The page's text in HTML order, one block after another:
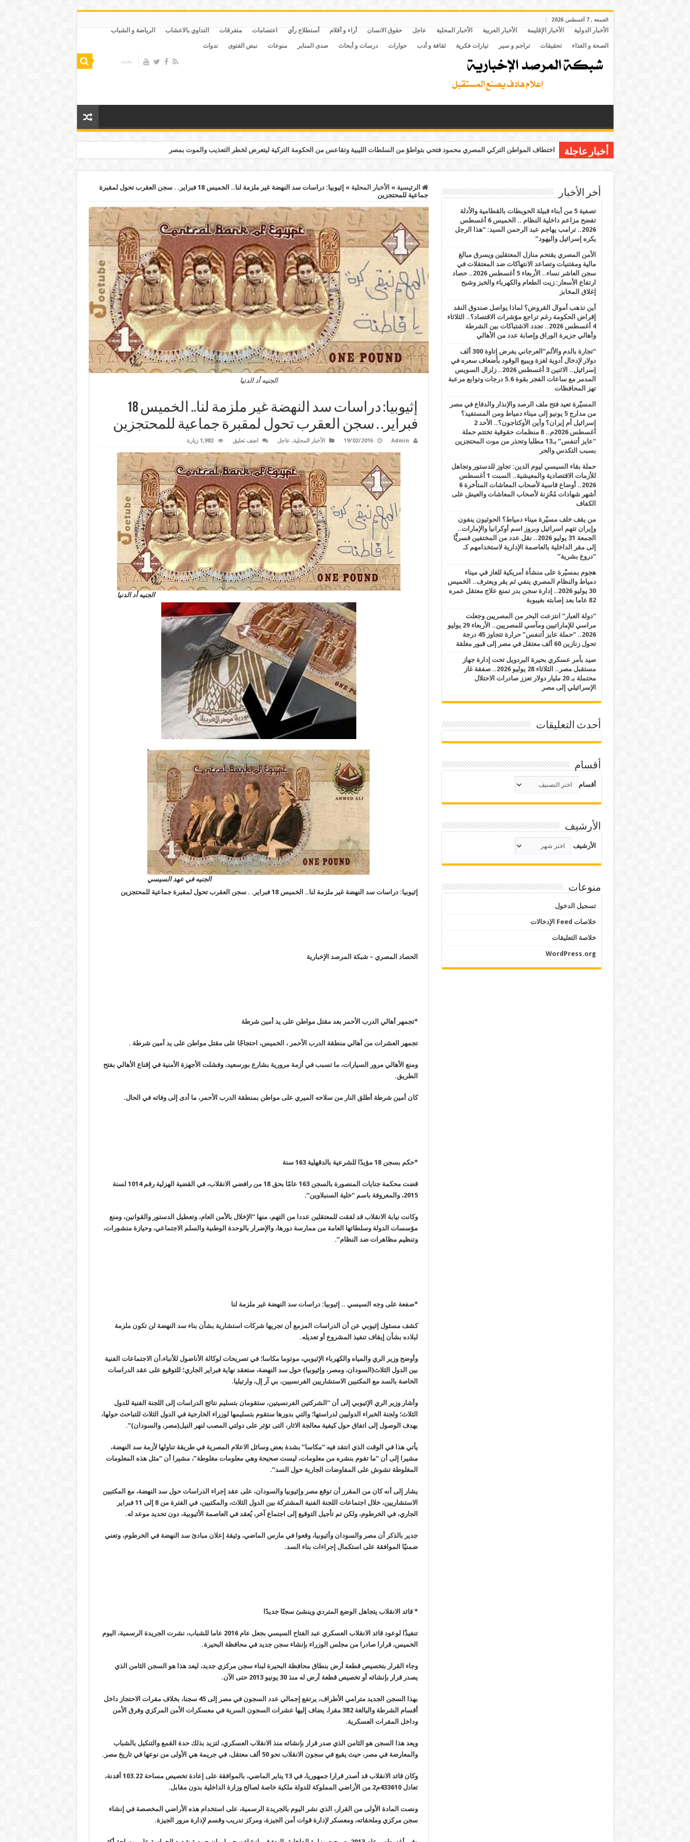
الجمعة , 7 أغسطس 2026
الأخبار الدولية الأخبار الإقليمة الأخبار العربية الأخبار المحلية عاجل حقوق الانسان أراء و أقلام أستطلاع رأي اعتصامات متفرقات التداوي بالاعشاب الرياضة و الشباب
الصحة و الغذاء تحقيقات تراجم و سير تيارات فكرية ثقافة و أدب حوارات درسات و أبحاث صدى المنابر منوعات نبض الفتوى ندوات
أخبار عاجلة اختطاف المواطن التركي المصري محمود فتحي بتواطؤ من السلطات الليبية وتقاعس من الحكومة التركية ليتعرض لخطر التعذيب والموت بمصر
الرئيسية » الأخبار المحلية »
إثيوبيا: دراسات سد النهضة غير ملزمة لنا.. الخميس 18 فبراير. . سجن العقرب تحول لمقبرة
جماعية للمحتجزين
الجنيه أد الدنيا
إثيوبيا: دراسات سد النهضة غير ملزمة لنا.. الخميس 18
فبراير. . سجن العقرب تحول لمقبرة جماعية للمحتجزين
Admin
19/02/2016 الأخبار المحلية, عاجل اضف تعليق 1,982 زيارة
الجنيه أد الدنيا
الجنيه في عهد السيسي
إثيوبيا: دراسات سد النهضة غير ملزمة لنا.. الخميس 18 فبراير. . سجن العقرب تحول لمقبرة جماعية للمحتجزين
الحصاد المصري – شبكة المرصد الإخبارية
*تجمهر أهالي الدرب الأحمر بعد مقتل مواطن على يد أمين شرطة
تجمهر العشرات من أهالي منطقة الدرب الأحمر ، الخميس، احتجاجًا على مقتل مواطن على يد أمين شرطة .
ومنع الأهالي مرور السيارات، ما تسبب في أزمة مرورية بشارع بورسعيد، وفشلت الأجهزة الأمنية في إقناع الأهالي بفتح
الطريق.
كان أمين شرطة أطلق النار من سلاحه الميري على مواطن بمنطقة الدرب الأحمر، ما أدى إلى وفاته في الحال.
*حكم بسجن 18 مؤيدًا للشرعية بالدقهلية 163 سنة
قضت محكمة جنايات المنصورة بالسجن 163 عامًا بحق 18 من رافضي الانقلاب، في القضية الهزلية رقم 1014 لسنة
2015، والمعروفة باسم “خلية السنبلاوين
“.
وكانت نيابة الانقلاب قد لفقت للمعتقلين عددا من التهم، منها “الإخلال بالأمن العام، وتعطيل الدستور والقوانين، ومنع
مؤسسات الدولة وسلطاتها العامة من ممارسة دورها، والإضرار بالوحدة الوطنية والسلم الاجتماعي، وحيازة منشورات،
وتنظيم مظاهرات ضد النظام“.
*صفعة على وجه السيسي .. إثيوبيا: دراسات سد النهضة غير ملزمة لنا
كشف مسئول إثيوبي عن أن الدراسات المزمع أن تجريها شركات استشارية بشأن بناء سد النهضة لن تكون ملزمة
لبلاده بشأن إيقاف تنفيذ المشروع أو تعديله.
وأوضح وزير الري والمياه والكهرباء الإثيوبي، موتوما مكاسا؛ في تصريحات لوكالة الأناضول للأنباء،أن الاجتماعات الفنية
بين الدول الثلاث(السودان، ومصر، وإثيوبيا) حول سد النهضة، ستعقد نهاية فبراير الجاري؛ للتوقيع على عقد الدراسات
الخاصة بالسد مع المكتبين الاستشاريين الفرنسيين، بي آر إل، وارتيليا.
وأشار وزير الري الإثيوبي إلى أن “الشركتين الفرنسيتين، ستقومان بتسليم نتائج الدراسات إلى اللجنة الفنية للدول
الثلاث؛ ولجنة الخبراء الدوليين لدراستها؛ والتي بدورها ستقوم بتسليمها لوزراء الخارجية في الدول الثلاث للتباحث حولها،
بهدف الوصول إلى اتفاق حول كيفية معالجة الاثار، التى تؤثر على دولتي المصب لنهر النيل(مصر، والسودان)”.
يأتي هذا في الوقت الذي انتقد فيه “مكاسا” بشدة بعض وسائل الاعلام المصرية في طريقة تناولها لأزمة سد النهضة،
مشيرا إلى أن “ما تقوم بنشره من معلومات، ليست صحيحة وهي معلومات مغلوطة”، مشيرا أن “مثل هذه المعلومات
المغلوطة تشوش على المفاوضات الجارية حول السد“.
يشار إلى أنه كان من المقرر أن توقع مصر وإثيوبيا والسودان، على عقد إجراء الدراسات حول سد النهضة، مع المكتبين
الاستشاريين، خلال اجتماعات اللجنة الفنية المشتركة بين الدول الثلاث، والمكتبين، في الفترة من 8 إلى
11 فبراير
الجاري، في الخرطوم، ولكن تم تأجيل التوقيع إلى اجتماع آخر، يُعقد في العاصمة الأثيوبية، دون تحديد موعد له.
جدير بالذكر أن مصر والسودان وأثيوبيا، وقعوا في مارس الماضي، وثيقة إعلان مبادئ سد النهضة في الخرطوم، وتعني
ضمنيًا الموافقة على استكمال إجراءات بناء السد.
* قائد الانقلاب يتجاهل الوضع المتردي وينشئ سجنًا جديدًا
تنفيذًا لوعود قائد الانقلاب العسكري عبد الفتاح السيسي بجعل عام 2016 عاما للشباب، نشرت الجريدة الرسمية، اليوم
الخميس، قرارا صادرا من مجلس الوزراء بإنشاء سجن جديد في محافظة البحيرة.
وجاء القرار بتخصيص قطعة أرض بنطاق محافظة البحيرة لبناء سجن مركزي جديد، ليعد هذا هو السجن الثامن الذي
يصدر قرار بإنشائه أو تخصيص قطعة أرض له منذ 30 يونيو 2013 حتى الآن
.
بهذا السجن الجديد مترامي الأطراف، يرتفع إجمالي عدد السجون في مصر إلى45 سجنا، بخلاف مقرات الاحتجاز داخل
أقسام الشرطة والبالغة 382 مقرا، يضاف إليها عشرات السجون السرية في معسكرات الأمن المركزي وفرق الأمن
وداخل المقرات العسكرية.
ويعد هذا السجن هو الثامن الذي صدر قرار بإنشائه منذ الانقلاب العسكري، لتزيد بذلك حدة القمع والتنكيل بالشباب
والمعارضة في مصر، حيث يقبع في سجون الانقلاب نحو 50 ألف معتقل، في جريمة هي الأولى من نوعها في تاريخ مصر
.
وكان قائد الانقلاب قد أصدر قرارا جمهوريا، في 13 يناير الماضي، بالموافقة على إعادة تخصيص مساحة 103.22 أفدنة،
تعادل 433610م2 من الأراضي المملوكة للدولة ملكية خاصة لصالح وزارة الداخلية بدون مقابل
.
ونصت المادة الأولى من القرار، الذي نشر اليوم بالجريدة الرسمية، على استخدام هذه الأراضي المخصصة في إنشاء
سجن مركزي وملحقاته، ومعسكر لإدارة قوات أمن الجيزة، ومركز تدريب وقسم لإدارة مرور الجيزة.
أخر الأخبار
تصفية 5 من أبناء قبيلة الحويطات بالقطامية والأدلة
تفضح مزاعم داخلية النظام .. الخميس 6 أغسطس
2026.. ترامب يهاجم عبد الرحمن السيد: “هذا الرجل
يكره إسرائيل واليهود”
الأمن المصري يقتحم منازل المعتقلين ويسرق مبالغ
مالية ومقتنيات وتصاعد الانتهاكات ضد المعتقلات في
سجن العاشر نساء.. الأربعاء 5 أغسطس 2026.. حصاد
ارتفاع الأسعار: زيت الطعام والكهرباء والخبز وشبح
إغلاق المخابز
أين تذهب أموال القروض؟ لماذا يواصل صندوق النقد
إقراض الحكومة رغم تراجع مؤشرات الاقتصاد؟.. الثلاثاء
4 أغسطس 2026.. تجدد الاشتباكات بين الشرطة
وأهالي جزيرة الوراق وإصابة عدد من الأهالي
“تجارة بالدم والألم”العرجاني يفرض إتاوة 300 ألف
دولار لإدخال أدوية لغزة ويبيع الوقود بأضعاف سعره في
إسرائيل.. الاثنين 3 أغسطس 2026.. زلزال السويس
المدمر مع ساعات الفجر بقوة 5.6 درجات وتوابع مرعبة
تهز المحافظات
المسيّرة تعيد فتح ملف الرصد والإنذار والدفاع في مصر
من مدارج 5 يونيو إلى ميناء دمياط ومن المستفيد؟
إسرائيل أم إيران؟ وأين الأوكتاجون؟.. الأحد 2
أغسطس 2026م.. 8 منظمات حقوقية تختتم حملة
“عايز أتنفس” بـ13 مطلبا وتحذر من موت المحتجزين
بسبب التكدس والحر
حملة بقاء السيسي ليوم الدين: تجاوز للدستور وتجاهل
للأزمات الاقتصادية والمعيشية.. السبت 1 أغسطس
2026.. أوضاع قاسية لأصحاب المعاشات المتأخرة 6
أشهر شهادات مُحْزِنة لأصحاب المعاشات والعيش على
الكفاف
من يقف خلف مسيّرة ميناء دمياط؟ الحوثيون ينفون
وإيران تتهم اسرائيل وبروز اسم أوكرانيا والإمارات..
الجمعة 31 يوليو 2026.. نقل عدد من المختفين قسريًّا
إلى مقر الداخلية بالعاصمة الإدارية لاستخدامهم كـ
“دروع بشرية”
هجوم بمسيّرة على منشأة أمريكية للغاز في ميناء
دمياط والنظام المصري ينفي ثم يقر ويعترف.. الخميس
30 يوليو 2026.. إدارة سجن بدر تمنع علاج معتقل عمره
82 عاما بعد إصابته بغيبوبة
“دولة العبار” انتزعت البحر من المصريين وجعلت
مراسي للإماراتيين ومآسي للمصريين.. الأربعاء 29 يوليو
2026.. “حملة عايز أتنفس” حرارة تتجاوز 45 درجة
تحول زنازين 60 ألف معتقل في مصر إلى قبور مغلقة
صيد بأمر عسكري بحيرة البردويل تحت إدارة جهاز
مستقبل مصر.. الثلاثاء 28 يوليو 2026.. صفقة غاز
محتملة بـ 20 مليار دولار تعزز صادرات الاحتلال
الإسرائيلي إلى مصر
أحدث التعليقات
أقسام
أقسام
الأرشيف
الأرشيف
منوعات
تسجيل الدخول
خلاصات Feed الإدخالات
خلاصة التعليقات
WordPress.org